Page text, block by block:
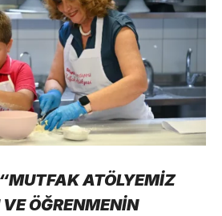
ATÖLYEMİZ
ÖĞRENMENİN